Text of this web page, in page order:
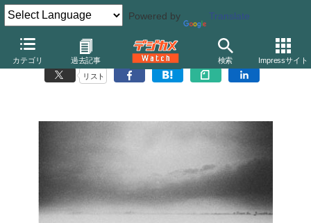
Powered by Translate
カテゴリ 過去記事 検索 Impressサイト
菅原一剛写真展「Tsugaru」（ライカ銀座店サロン）
リスト